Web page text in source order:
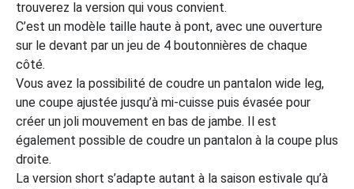
trouverez la version qui vous convient.
C’est un modèle taille haute à pont, avec une ouverture
sur le devant par un jeu de 4 boutonnières de chaque
côté.
Vous avez la possibilité de coudre un pantalon wide leg,
une coupe ajustée jusqu’à mi-cuisse puis évasée pour
créer un joli mouvement en bas de jambe. Il est
également possible de coudre un pantalon à la coupe plus
droite.
La version short s’adapte autant à la saison estivale qu’à